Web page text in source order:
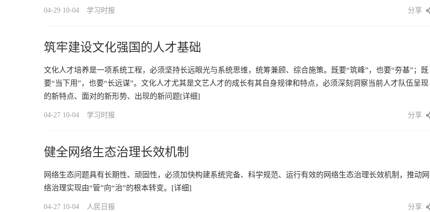
04-29 10-04 学习时报 分享
筑牢建设文化强国的人才基础
文化人才培养是一项系统工程，必须坚持长远眼光与系统思维，统筹兼顾、综合施策。既要“筑峰”，也要“夯基”；既
要“当下用”，也要“长远谋”。文化人才尤其是文艺人才的成长有其自身规律和特点，必须深刻洞察当前人才队伍呈现
的新特点、面对的新形势、出现的新问题[详细]
04-27 10-04 学习时报 分享
健全网络生态治理长效机制
网络生态问题具有长期性、顽固性，必须加快构建系统完备、科学规范、运行有效的网络生态治理长效机制，推动网
络治理实现由“管”向“治”的根本转变。 [详细]
04-27 10-04 人民日报 分享